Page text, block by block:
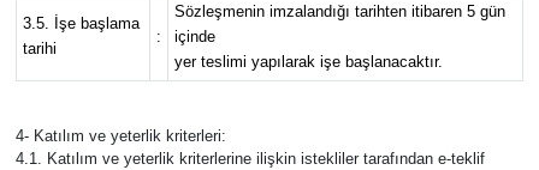
3.5. İşe başlama
tarihi
:
Sözleşmenin imzalandığı tarihten itibaren 5 gün
içinde
yer teslimi yapılarak işe başlanacaktır.
4- Katılım ve yeterlik kriterleri:
4.1. Katılım ve yeterlik kriterlerine ilişkin istekliler tarafından e-teklif